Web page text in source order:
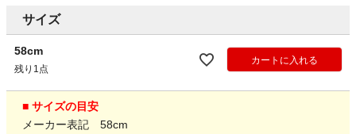
サイズ
58cm
残り1点
カートに入れる
■ サイズの目安
メーカー表記 58cm